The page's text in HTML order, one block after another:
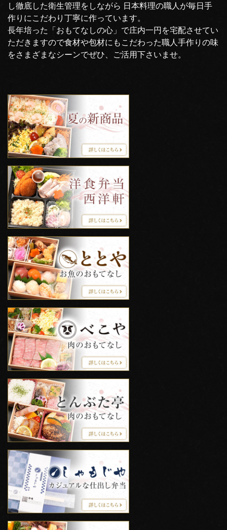
し徹底した衛生管理をしながら 日本料理の職人が毎日手
作りにこだわり丁寧に作っています。
長年培った「おもてなしの心」で庄内一円を宅配させてい
ただきますので食材や包材にもこだわった職人手作りの味
をさまざまなシーンでぜひ、ご活用下さいませ。